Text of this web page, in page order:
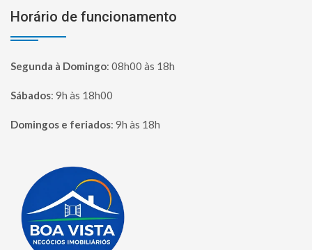
Horário de funcionamento
Segunda à Domingo: 08h00 às 18h
Sábados: 9h às 18h00
Domingos e feriados: 9h às 18h
Página inicial